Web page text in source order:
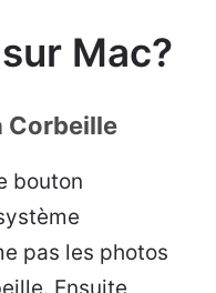
Mac?
Corbeille
bouton
pas les photos